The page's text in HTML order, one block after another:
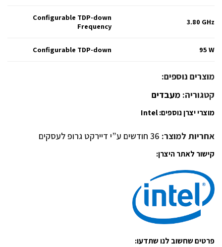
3.80 GHz
Configurable TDP-down
Frequency
95 W
Configurable TDP-down
מוצרים נוספים:
קטגוריה: מעבדים
מוצרי יצרן נוספים:Intel
אחריות למוצר:
קישור לאתר היצרן:
פרטים שחשוב לנו שתדעו: